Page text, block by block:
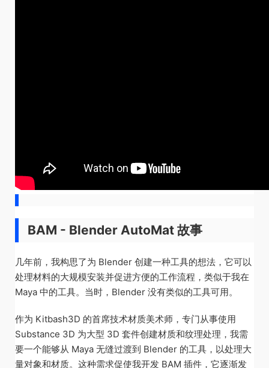
BAM - Blender AutoMat 故事
几年前，我构思了为 Blender 创建一种工具的想法，它可以
处理材料的大规模安装并促进方便的工作流程，类似于我在
Maya 中的工具。当时，Blender 没有类似的工具可用。
作为 Kitbash3D 的首席技术材质美术师，专门从事使用
Substance 3D 为大型 3D 套件创建材质和纹理处理，我需
要一个能够从 Maya 无缝过渡到 Blender 的工具，以处理大
量对象和材质。这种需求促使我开发 BAM 插件，它逐渐发